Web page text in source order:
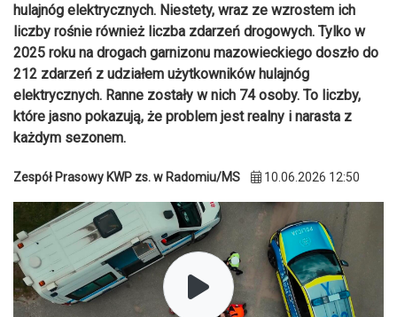
hulajnóg elektrycznych. Niestety, wraz ze wzrostem ich
liczby rośnie również liczba zdarzeń drogowych. Tylko w
2025 roku na drogach garnizonu mazowieckiego doszło do
212 zdarzeń z udziałem użytkowników hulajnóg
elektrycznych. Ranne zostały w nich 74 osoby. To liczby,
które jasno pokazują, że problem jest realny i narasta z
każdym sezonem.
Zespół Prasowy KWP zs. w Radomiu/MS 10.06.2026 12:50